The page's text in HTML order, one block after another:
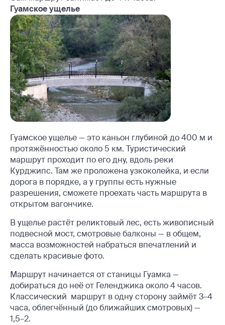
Гуамское ущелье
Гуамское ущелье — это каньон глубиной до 400 м и
протяжённостью около 5 км. Туристический
маршрут проходит по его дну, вдоль реки
Курджипс. Там же проложена узкоколейка, и если
дорога в порядке, а у группы есть нужные
разрешения, сможете проехать часть маршрута в
открытом вагончике.
В ущелье растёт реликтовый лес, есть живописный
подвесной мост, смотровые балконы — в общем,
масса возможностей набраться впечатлений и
сделать красивые фото.
Маршрут начинается от станицы Гуамка —
добираться до неё от Геленджика около 4 часов.
Классический маршрут в одну сторону займёт 3–4
часа, облегчённый (до ближайших смотровых) —
1,5–2.